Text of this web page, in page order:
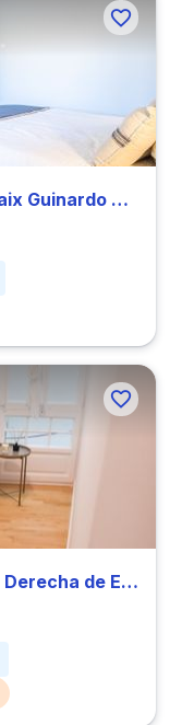
Rinnovato camera doppia in Baix Guinardo vicino a all’Università UBL
Accogliente camera singola in Derecha de Eixample